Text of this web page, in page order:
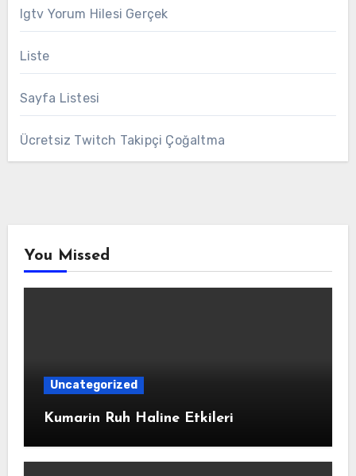
Igtv Yorum Hilesi Gerçek
Liste
Sayfa Listesi
Ücretsiz Twitch Takipçi Çoğaltma
You Missed
Uncategorized
Kumarin Ruh Haline Etkileri